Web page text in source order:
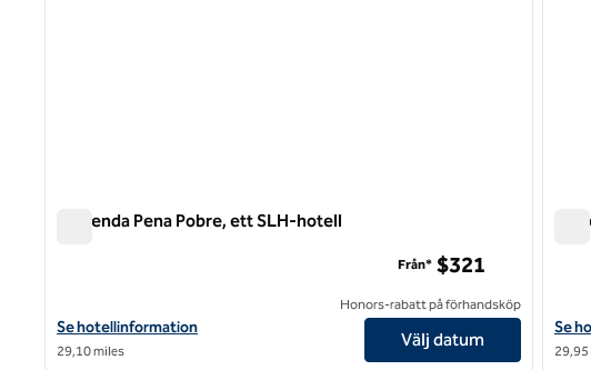
Hacienda Pena Pobre, ett SLH-hotell
Visa hotelluppgifter för Hacienda Pena Pobre, ett SLH-hotell
Se hotellinformation
29,10 miles
Från* $321
Honors-rabatt på förhandsköp
Välj datum
Visa
Se
29,95